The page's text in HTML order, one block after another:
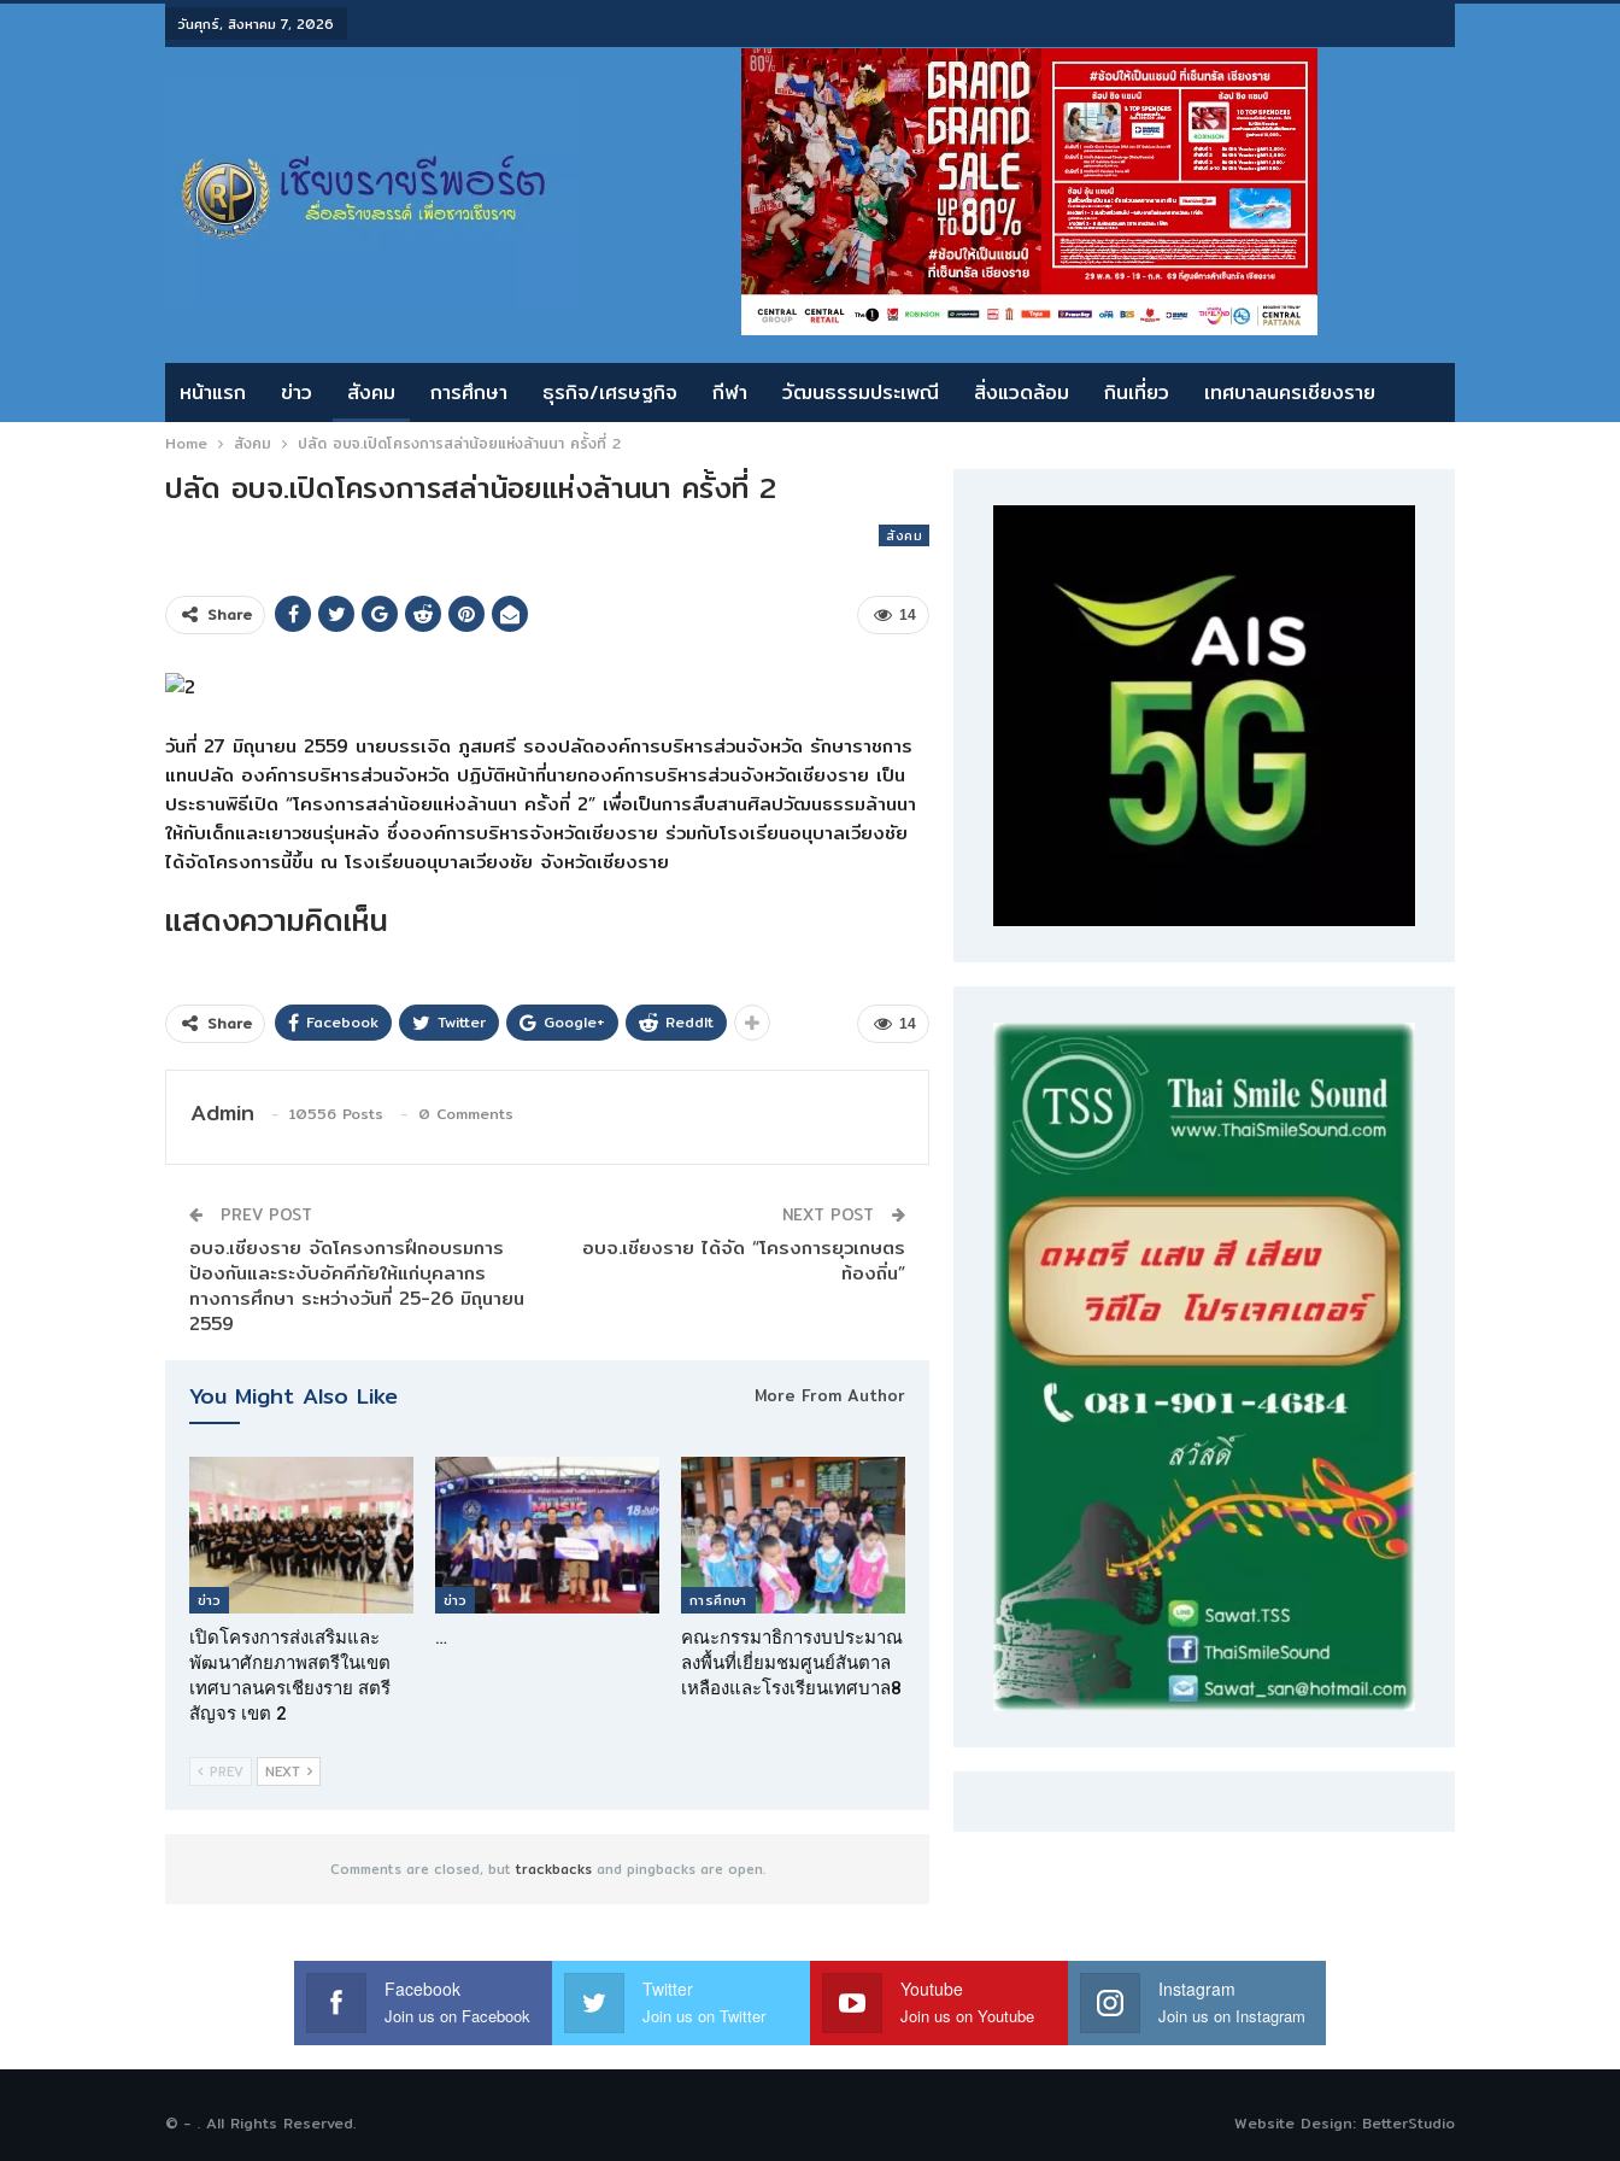
วันศุกร์, สิงหาคม 7, 2026
หน้าแรก ข่าว สังคม การศึกษา ธุรกิจ/เศรษฐกิจ กีฬา วัฒนธรรมประเพณี สิ่งแวดล้อม กินเที่ยว เทศบาลนครเชียงราย
Home สังคม ปลัด อบจ.เปิดโครงการสล่าน้อยแห่งล้านนา ครั้งที่ 2
ปลัด อบจ.เปิดโครงการสล่าน้อยแห่งล้านนา ครั้งที่ 2
สังคม
14
Share
วันที่ 27 มิถุนายน 2559 นายบรรเจิด ภูสมศรี รองปลัดองค์การบริหารส่วนจังหวัด รักษาราชการ
แทนปลัด องค์การบริหารส่วนจังหวัด ปฏิบัติหน้าที่นายกองค์การบริหารส่วนจังหวัดเชียงราย เป็น
ประธานพิธีเปิด “โครงการสล่าน้อยแห่งล้านนา ครั้งที่ 2” เพื่อเป็นการสืบสานศิลปวัฒนธรรมล้านนา
ให้กับเด็กและเยาวชนรุ่นหลัง ซึ่งองค์การบริหารจังหวัดเชียงราย ร่วมกับโรงเรียนอนุบาลเวียงชัย
ได้จัดโครงการนี้ขึ้น ณ โรงเรียนอนุบาลเวียงชัย จังหวัดเชียงราย
แสดงความคิดเห็น
14
Share Facebook Twitter Google+ ReddIt
Admin 10556 Posts 0 Comments
PREV POST
อบจ.เชียงราย จัดโครงการฝึกอบรมการ
ป้องกันและระงับอัคคีภัยให้แก่บุคลากร
ทางการศึกษา ระหว่างวันที่ 25-26 มิถุนายน
2559
NEXT POST
อบจ.เชียงราย ได้จัด “โครงการยุวเกษตร
ท้องถิ่น”
You Might Also Like More From Author
ข่าว
เปิดโครงการส่งเสริมและ
พัฒนาศักยภาพสตรีในเขต
เทศบาลนครเชียงราย สตรี
สัญจร เขต 2
ข่าว
…
การศึกษา
คณะกรรมาธิการงบประมาณ
ลงพื้นที่เยี่ยมชมศูนย์สันตาล
เหลืองและโรงเรียนเทศบาล8
PREV NEXT
Comments are closed, buttrackbacksand pingbacks are open.
Facebook
Join us on Facebook
Twitter
Join us on Twitter
Youtube
Join us on Youtube
Instagram
Join us on Instagram
© - . All Rights Reserved. Website Design: BetterStudio